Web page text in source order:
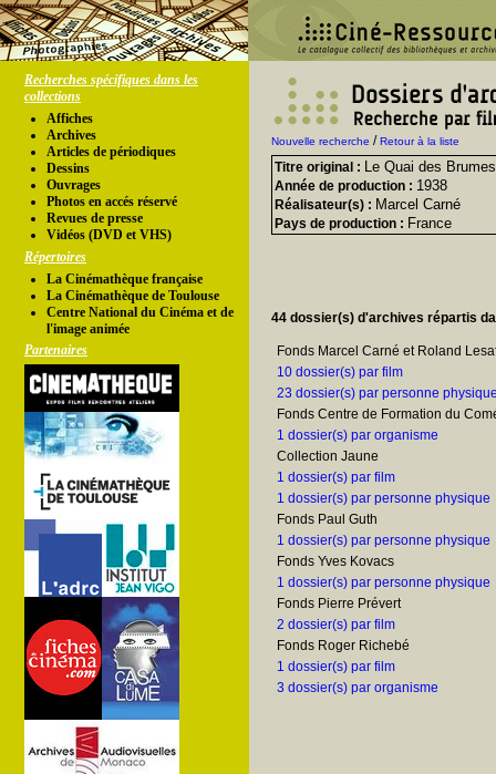
Recherches spécifiques dans les
collections
Affiches
Archives
Articles de périodiques
Dessins
Ouvrages
Photos en accés réservé
Revues de presse
Vidéos (DVD et VHS)
Répertoires
La Cinémathèque française
La Cinémathèque de Toulouse
Centre National du Cinéma et de
l'image animée
Partenaires
Nouvelle recherche /Retour à la liste
Titre original : Le Quai des Brumes
Année de production : 1938
Réalisateur(s) : Marcel Carné
Pays de production : France
44 dossier(s) d'archives répartis
Fonds Marcel Carné et Roland
10 dossier(s) par film
23 dossier(s) par personne
Fonds Centre de Formation du
1 dossier(s) par organisme
Collection Jaune
1 dossier(s) par film
1 dossier(s) par personne physique
Fonds Paul Guth
1 dossier(s) par personne physique
Fonds Yves Kovacs
1 dossier(s) par personne physique
Fonds Pierre Prévert
2 dossier(s) par film
Fonds Roger Richebé
1 dossier(s) par film
3 dossier(s) par organisme